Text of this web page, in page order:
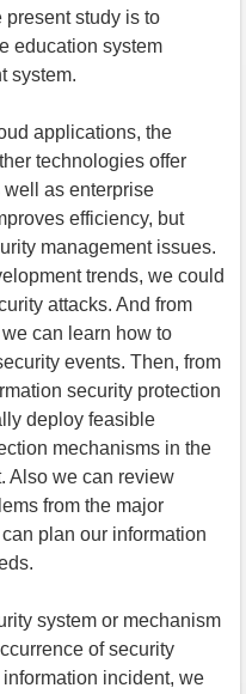
present study is to
education system
system.
applications, the
technologies offer
well as enterprise
efficiency, but
management issues.
trends, we could
attacks. And from
can learn how to
events. Then, from
security protection
deploy feasible
mechanisms in the
Also we can review
from the major
plan our information
system or mechanism
of security
incident, we